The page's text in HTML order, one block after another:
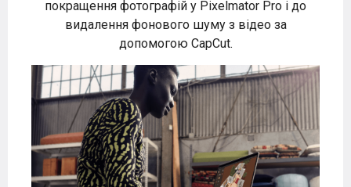
покращення фотографій у Pixelmator Pro і до
видалення фонового шуму з відео за
допомогою CapCut.